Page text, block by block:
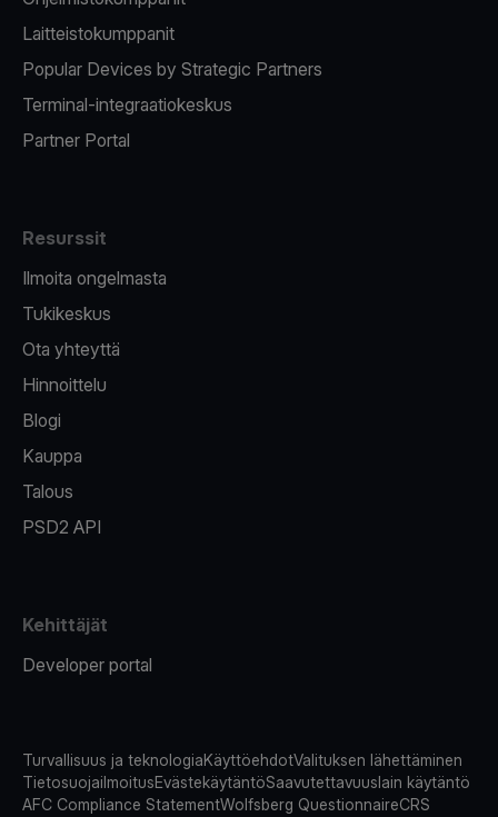
Laitteistokumppanit
Popular Devices by Strategic Partners
Terminal-integraatiokeskus
Partner Portal
Resurssit
Ilmoita ongelmasta
Tukikeskus
Ota yhteyttä
Hinnoittelu
Blogi
Kauppa
Talous
PSD2 API
Kehittäjät
Developer portal
Turvallisuus ja teknologiaKäyttöehdotValituksen lähettäminen
TietosuojailmoitusEvästekäytäntöSaavutettavuuslain käytäntö
AFC Compliance StatementWolfsberg QuestionnaireCRS